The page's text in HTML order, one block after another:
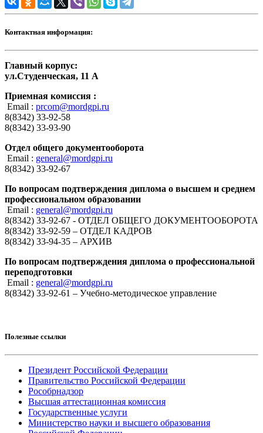
Контактная информация:
Главный корпус:
ул.Студенческая, 11 А
Приемная комиссия :
Email : prcom@mordgpi.ru
8(8342) 33-92-58
8(8342) 33-93-90
Отдел общего документооборота
Email : general@mordgpi.ru
8(8342) 33-92-67
По вопросам подтверждения диплома о высшем и среднем
профессиональном образовании
Email : general@mordgpi.ru
8(8342) 33-92-67 - ОТДЕЛ ОБЩЕГО ДОКУМЕНТООБОРОТА
8(8342) 33-92-59 – ОТДЕЛ КАДРОВ
8(8342) 33-94-35 – АРХИВ
По вопросам подтверждения диплома о профессиональной
переподготовки
Email : general@mordgpi.ru
8(8342) 33-92-61 – Учебно-методическое управление
Полезные ссылки
Президент Российской Федерации
Правительство Российской Федерации
Рособрнадзор
Высшая аттестационная комиссия
Государственные услуги
Министерство науки и высшего образования